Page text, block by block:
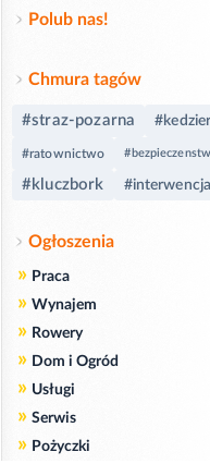
Polub nas!
Chmura tagów
#straz-pozarna
#ratownictwo
#kluczbork #interwencja
Ogłoszenia
» Praca
» Wynajem
» Rowery
» Dom i Ogród
» Usługi
» Serwis
» Pożyczki